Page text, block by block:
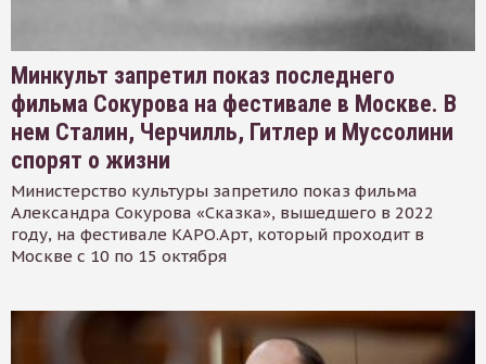
Минкульт запретил показ последнего
фильма Сокурова на фестивале в Москве. В
нем Сталин, Черчилль, Гитлер и Муссолини
спорят о жизни
Министерство культуры запретило показ фильма
Александра Сокурова «Сказка», вышедшего в 2022
году, на фестивале КАРО.Арт, который проходит в
Москве с 10 по 15 октября